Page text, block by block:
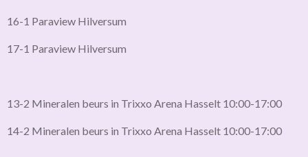
16-1 Paraview Hilversum
17-1 Paraview Hilversum
13-2 Mineralen beurs in Trixxo Arena Hasselt 10:00-17:00
14-2 Mineralen beurs in Trixxo Arena Hasselt 10:00-17:00